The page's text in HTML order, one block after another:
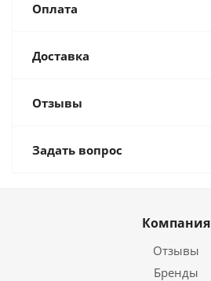
Оплата
Доставка
Отзывы
Задать вопрос
Компания
Отзывы
Бренды